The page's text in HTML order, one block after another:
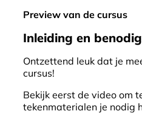
Preview van de cursus
Inleiding en
Ontzettend leuk dat je
cursus!
Bekijk eerst de video om
tekenmaterialen je nodig